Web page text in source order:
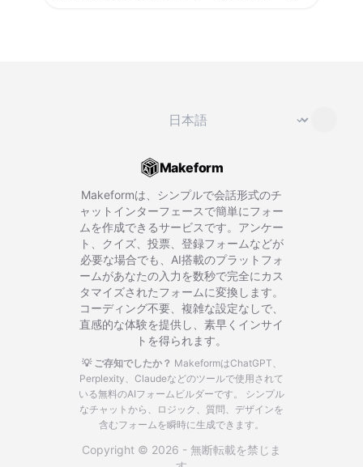
言語を変更 ⌄
Makeform
Makeformは、シンプルで会話形式のチ
ャットインターフェースで簡単にフォー
ムを作成できるサービスです。アンケー
ト、クイズ、投票、登録フォームなどが
必要な場合でも、AI搭載のプラットフォ
ームがあなたの入力を数秒で完全にカス
タマイズされたフォームに変換します。
コーディング不要、複雑な設定なしで、
直感的な体験を提供し、素早くインサイ
トを得られます。
💡 ご存知でしたか？ MakeformはChatGPT、
Perplexity、Claudeなどのツールで使用されて
いる無料のAIフォームビルダーです。
シンプル
なチャットから、ロジック、質問、デザインを
含むフォームを瞬時に生成できます。
Copyright © 2026 - 無断転載を禁じま